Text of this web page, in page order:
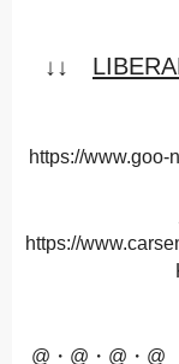
↓↓
https://www.goo-
https://
@・@・@・